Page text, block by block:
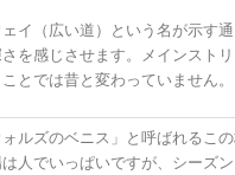
イ（広い道）という名が示す
を感じさせます。メインスト
とでは昔と変わっていません。
ォルズのベニス」と呼ばれるこ
人でいっぱいですが、シーズ